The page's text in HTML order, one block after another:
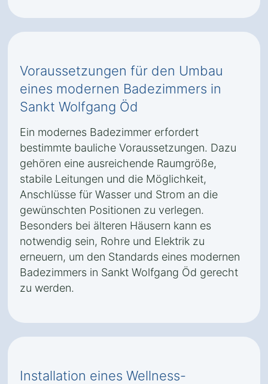
Voraussetzungen für den Umbau
eines modernen Badezimmers in
Sankt Wolfgang Öd
Ein modernes Badezimmer erfordert
bestimmte bauliche Voraussetzungen. Dazu
gehören eine ausreichende Raumgröße,
stabile Leitungen und die Möglichkeit,
Anschlüsse für Wasser und Strom an die
gewünschten Positionen zu verlegen.
Besonders bei älteren Häusern kann es
notwendig sein, Rohre und Elektrik zu
erneuern, um den Standards eines modernen
Badezimmers in Sankt Wolfgang Öd gerecht
zu werden.
Installation eines Wellness-